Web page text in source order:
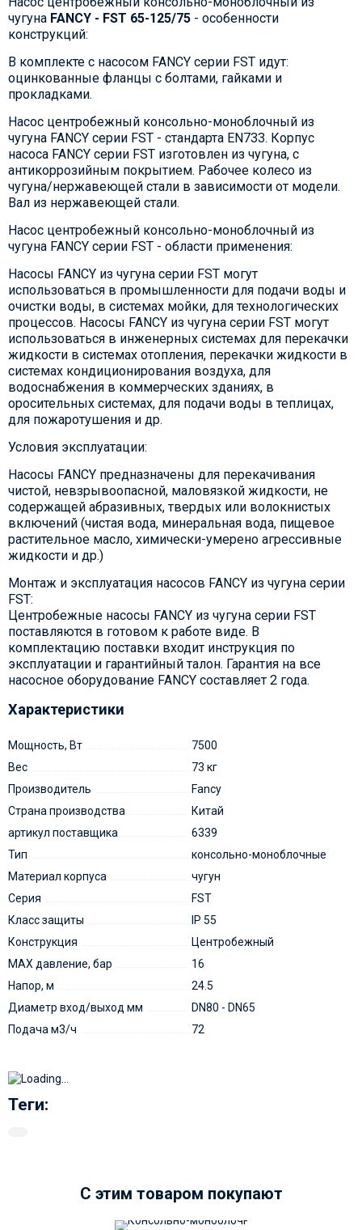
чугуна FANCY - FST 65-125/75 - особенности
конструкций:
В комплекте с насосом FANCY серии FST идут:
оцинкованные фланцы с болтами, гайками и
прокладками.
Насос центробежный консольно-моноблочный из
чугуна FANCY серии FST - стандарта EN733. Корпус
насоса FANCY серии FST изготовлен из чугуна, с
антикоррозийным покрытием. Рабочее колесо из
чугуна/нержавеющей стали в зависимости от модели.
Вал из нержавеющей стали.
Насос центробежный консольно-моноблочный из
чугуна FANCY серии FST - области применения:
Насосы FANCY из чугуна серии FST могут
использоваться в промышленности для подачи воды и
очистки воды, в системах мойки, для технологических
процессов. Насосы FANCY из чугуна серии FST могут
использоваться в инженерных системах для перекачки
жидкости в системах отопления, перекачки жидкости в
системах кондиционирования воздуха, для
водоснабжения в коммерческих зданиях, в
оросительных системах, для подачи воды в теплицах,
для пожаротушения и др.
Условия эксплуатации:
Насосы FANCY предназначены для перекачивания
чистой, невзрывоопасной, маловязкой жидкости, не
содержащей абразивных, твердых или волокнистых
включений (чистая вода, минеральная вода, пищевое
растительное масло, химически-умерено агрессивные
жидкости и др.)
Монтаж и эксплуатация насосов FANCY из чугуна серии
FST:
Центробежные насосы FANCY из чугуна серии FST
поставляются в готовом к работе виде. В
комплектацию поставки входит инструкция по
эксплуатации и гарантийный талон. Гарантия на все
насосное оборудование FANCY составляет 2 года.
Характеристики
Мощность, Вт
7500
Вес
73 кг
Производитель
Fancy
Страна производства
Китай
артикул поставщика
6339
Тип
консольно-моноблочные
Материал корпуса
чугун
Серия
FST
Класс защиты
IP 55
Конструкция
Центробежный
MAX давление, бар
16
Напор, м
24.5
Диаметр вход/выход мм
DN80 - DN65
Подача м3/ч
72
Теги:
C этим товаром покупают